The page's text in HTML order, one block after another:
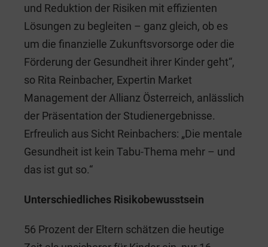
und Reduktion der Risiken mit effizienten
Lösungen zu begleiten – ganz gleich, ob es
um die finanzielle Zukunftsvorsorge oder die
Förderung der Gesundheit ihrer Kinder geht“,
so Rita Reinbacher, Expertin Market
Management der Allianz Österreich, anlässlich
der Präsentation der Studienergebnisse.
Erfreulich aus Sicht Reinbachers: „Die mentale
Gesundheit ist kein Tabu-Thema mehr – und
das ist gut so.“
Unterschiedliches Risikobewusstsein
56 Prozent der Eltern schätzen die heutige